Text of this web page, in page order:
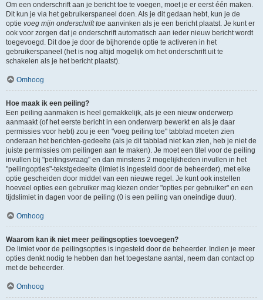
Om een onderschrift aan je bericht toe te voegen, moet je er eerst één maken.
Dit kun je via het gebruikerspaneel doen. Als je dit gedaan hebt, kun je de
optie voeg mijn onderschrift toe aanvinken als je een bericht plaatst. Je kunt er
ook voor zorgen dat je onderschrift automatisch aan ieder nieuw bericht wordt
toegevoegd. Dit doe je door de bijhorende optie te activeren in het
gebruikerspaneel (het is nog altijd mogelijk om het onderschrift uit te
schakelen als je het bericht plaatst).
Omhoog
Hoe maak ik een peiling?
Een peiling aanmaken is heel gemakkelijk, als je een nieuw onderwerp
aanmaakt (of het eerste bericht in een onderwerp bewerkt en als je daar
permissies voor hebt) zou je een "voeg peiling toe" tabblad moeten zien
onderaan het berichten-gedeelte (als je dit tabblad niet kan zien, heb je niet de
juiste permissies om peilingen aan te maken). Je moet een titel voor de peiling
invullen bij "peilingsvraag" en dan minstens 2 mogelijkheden invullen in het
"peilingopties"-tekstgedeelte (limiet is ingesteld door de beheerder), met elke
optie gescheiden door middel van een nieuwe regel. Je kunt ook instellen
hoeveel opties een gebruiker mag kiezen onder "opties per gebruiker" en een
tijdslimiet in dagen voor de peiling (0 is een peiling van oneindige duur).
Omhoog
Waarom kan ik niet meer peilingsopties toevoegen?
De limiet voor de peilingsopties is ingesteld door de beheerder. Indien je meer
opties denkt nodig te hebben dan het toegestane aantal, neem dan contact op
met de beheerder.
Omhoog